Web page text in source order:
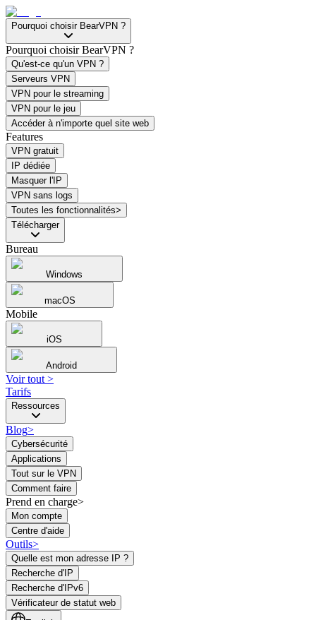
Pourquoi choisir BearVPN ?
Pourquoi choisir BearVPN ?
Qu'est-ce qu'un VPN ?
Serveurs VPN
VPN pour le streaming
VPN pour le jeu
Accéder à n'importe quel site web
Features
VPN gratuit
IP dédiée
Masquer l'IP
VPN sans logs
Toutes les fonctionnalités>
Télécharger
Bureau
Windows
macOS
Mobile
iOS
Android
Voir tout >
Tarifs
Ressources
Blog>
Cybersécurité
Applications
Tout sur le VPN
Comment faire
Prend en charge>
Mon compte
Centre d'aide
Outils>
Quelle est mon adresse IP ?
Recherche d'IP
Recherche d'IPv6
Vérificateur de statut web